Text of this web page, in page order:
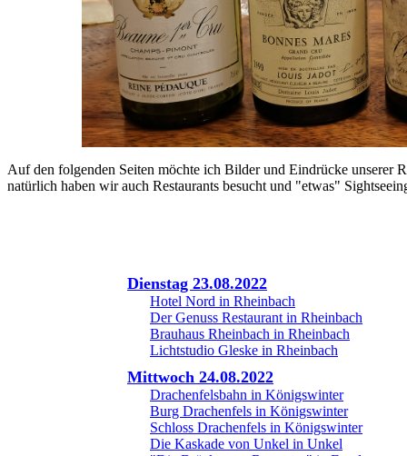
Auf den folgenden Seiten möchte ich Bilder und Eindrücke unserer
natürlich haben wir auch Restaurants besucht und "etwas"
Dienstag 23.08.2022
Hotel Nord in Rheinbach
Der Genuss Restaurant in Rheinbach
Brauhaus Rheinbach in Rheinbach
Lichtstudio Gleske in Rheinbach
Mittwoch 24.08.2022
Drachenfelsbahn in Königswinter
Burg Drachenfels in Königswinter
Schloss Drachenfels in Königswinter
Die Kaskade von Unkel in Unkel